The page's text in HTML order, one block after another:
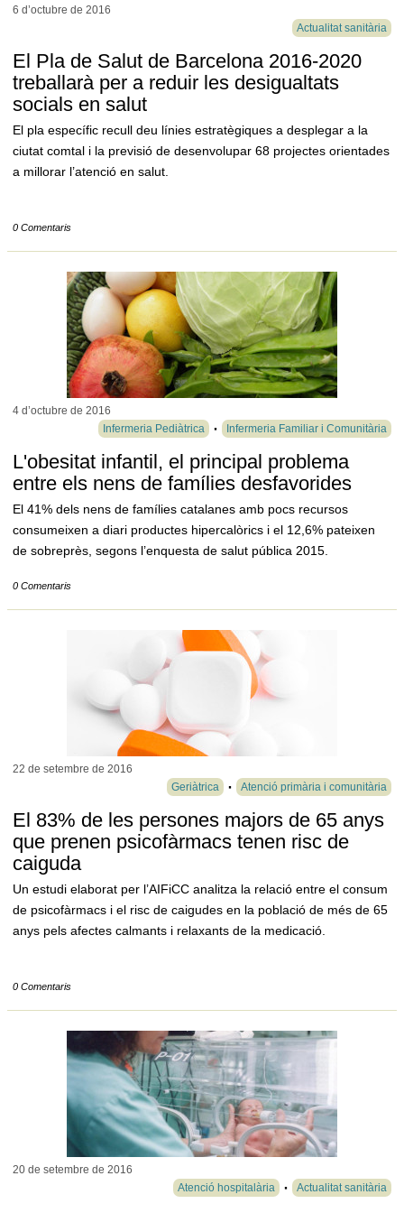
6 d’octubre de 2016
Actualitat sanitària
El Pla de Salut de Barcelona 2016-2020
treballarà per a reduir les desigualtats
socials en salut
El pla específic recull deu línies estratègiques a desplegar a la
ciutat comtal i la previsió de desenvolupar 68 projectes orientades
a millorar l’atenció en salut.
0 Comentaris
4 d’octubre de 2016
Infermeria Pediàtrica
Infermeria Familiar i Comunitària
L'obesitat infantil, el principal problema
entre els nens de famílies desfavorides
El 41% dels nens de famílies catalanes amb pocs recursos
consumeixen a diari productes hipercalòrics i el 12,6% pateixen
de sobreprès, segons l’enquesta de salut pública 2015.
0 Comentaris
22 de setembre de 2016
Geriàtrica
Atenció primària i comunitària
El 83% de les persones majors de 65 anys
que prenen psicofàrmacs tenen risc de
caiguda
Un estudi elaborat per l’AIFiCC analitza la relació entre el consum
de psicofàrmacs i el risc de caigudes en la població de més de 65
anys pels afectes calmants i relaxants de la medicació.
0 Comentaris
20 de setembre de 2016
Atenció hospitalària
Actualitat sanitària